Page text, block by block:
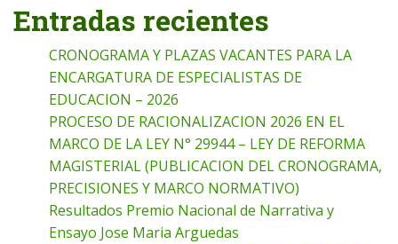
Entradas recientes
CRONOGRAMA Y PLAZAS VACANTES PARA LA
ENCARGATURA DE ESPECIALISTAS DE
EDUCACION – 2026
PROCESO DE RACIONALIZACION 2026 EN EL
MARCO DE LA LEY N° 29944 – LEY DE REFORMA
MAGISTERIAL (PUBLICACION DEL CRONOGRAMA,
PRECISIONES Y MARCO NORMATIVO)
Resultados Premio Nacional de Narrativa y
Ensayo Jose Maria Arguedas